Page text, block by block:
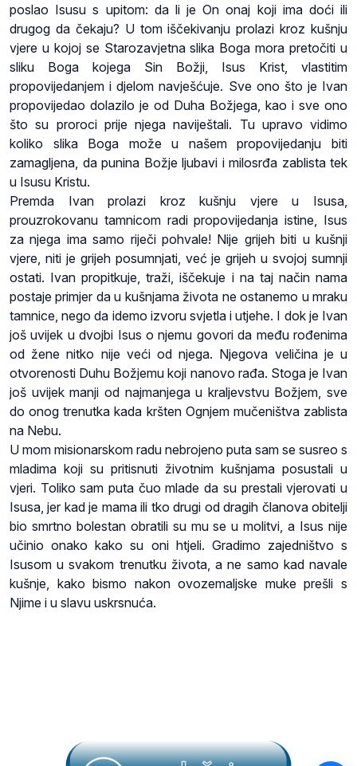
poslao Isusu s upitom: da li je On onaj koji ima doći ili
drugog da čekaju? U tom iščekivanju prolazi kroz kušnju
vjere u kojoj se Starozavjetna slika Boga mora pretočiti u
sliku Boga kojega Sin Božji, Isus Krist, vlastitim
propovijedanjem i djelom navješćuje. Sve ono što je Ivan
propovijedao dolazilo je od Duha Božjega, kao i sve ono
što su proroci prije njega naviještali. Tu upravo vidimo
koliko slika Boga može u našem propovijedanju biti
zamagljena, da punina Božje ljubavi i milosrđa zablista tek
u Isusu Kristu.
Premda Ivan prolazi kroz kušnju vjere u Isusa,
prouzrokovanu tamnicom radi propovijedanja istine, Isus
za njega ima samo riječi pohvale! Nije grijeh biti u kušnji
vjere, niti je grijeh posumnjati, već je grijeh u svojoj sumnji
ostati. Ivan propitkuje, traži, iščekuje i na taj način nama
postaje primjer da u kušnjama života ne ostanemo u mraku
tamnice, nego da idemo izvoru svjetla i utjehe. I dok je Ivan
još uvijek u dvojbi Isus o njemu govori da među rođenima
od žene nitko nije veći od njega. Njegova veličina je u
otvorenosti Duhu Božjemu koji nanovo rađa. Stoga je Ivan
još uvijek manji od najmanjega u kraljevstvu Božjem, sve
do onog trenutka kada kršten Ognjem mučeništva zablista
na Nebu.
U mom misionarskom radu nebrojeno puta sam se susreo s
mladima koji su pritisnuti životnim kušnjama posustali u
vjeri. Toliko sam puta čuo mlade da su prestali vjerovati u
Isusa, jer kad je mama ili tko drugi od dragih članova obitelji
bio smrtno bolestan obratili su mu se u molitvi, a Isus nije
učinio onako kako su oni htjeli. Gradimo zajedništvo s
Isusom u svakom trenutku života, a ne samo kad navale
kušnje, kako bismo nakon ovozemaljske muke prešli s
Njime i u slavu uskrsnuća.